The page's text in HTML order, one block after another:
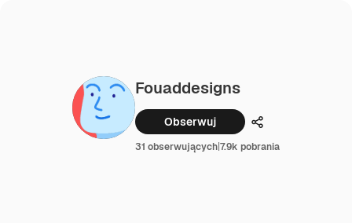
Fouaddesigns
Obserwuj Udostępnij
31 obserwujących|7.9k pobrania